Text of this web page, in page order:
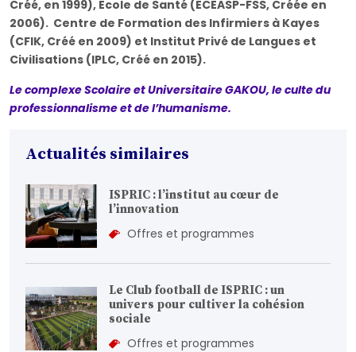
Créé, en 1999), Ecole de Santé (ECEASP-FSS, Créée en
2006). Centre de Formation des Infirmiers à Kayes
(CFIK, Créé en 2009) et Institut Privé de Langues et
Civilisations (IPLC, Créé en 2015).
Le complexe Scolaire et Universitaire GAKOU, le culte du
professionnalisme et de l’humanisme.
Actualités similaires
ISPRIC : l’institut au cœur de
l’innovation
Offres et programmes
Le Club football de ISPRIC : un
univers pour cultiver la cohésion
sociale
Offres et programmes